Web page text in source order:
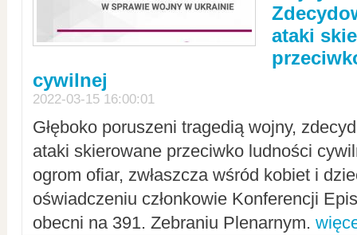
ataki
cywilnej
2022-03-15 16:00:01
Głęboko poruszeni tragedią wojny,
ataki skierowane przeciwko ludności
ogrom ofiar, zwłaszcza wśród kobiet i
oświadczeniu członkowie Konferencji
obecni na 391. Zebraniu Plenarnym.